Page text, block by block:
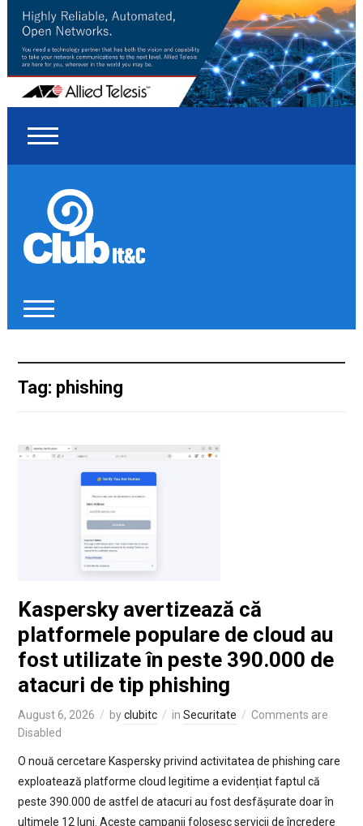
Tag: phishing
Kaspersky avertizează că
platformele populare de cloud au
fost utilizate în peste 390.000 de
atacuri de tip phishing
August 6, 2026 byclubitc in Securitate
Comments are
Disabled
O nouă cercetare Kaspersky privind activitatea de phishing care
exploatează platforme cloud legitime a evidențiat faptul că
peste 390.000 de astfel de atacuri au fost desfășurate doar în
ultimele 12 luni. Aceste campanii folosesc servicii de încredere